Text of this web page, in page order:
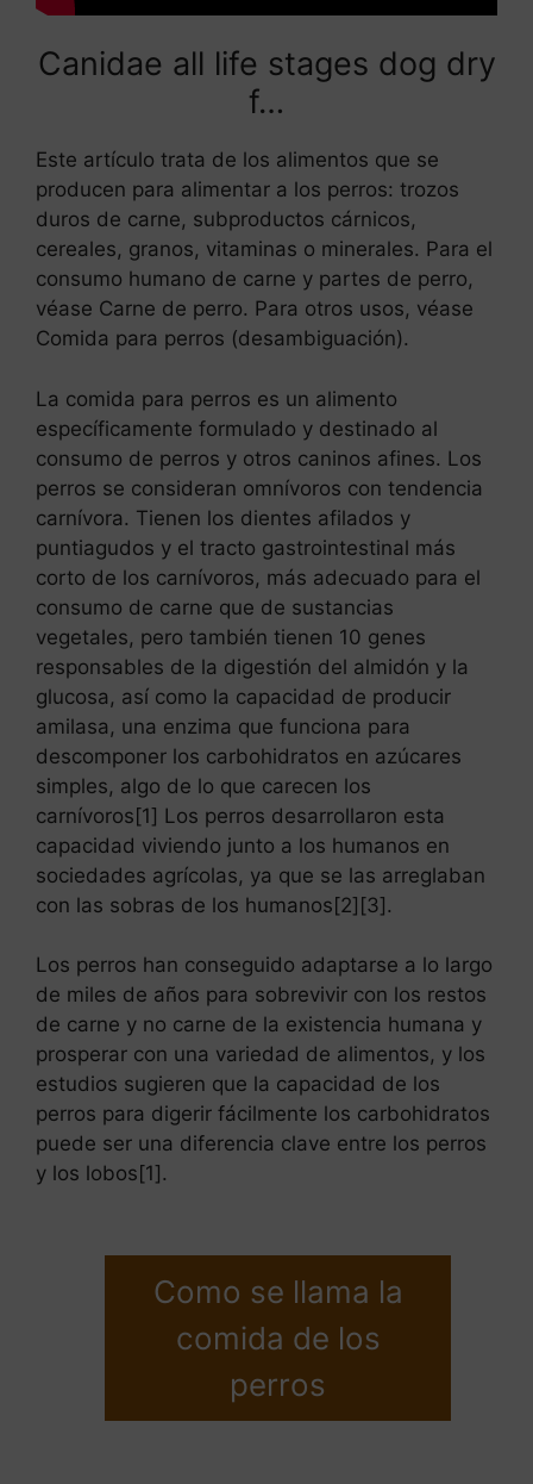
Canidae all life stages dog dry
f…
Este artículo trata de los alimentos que se
producen para alimentar a los perros: trozos
duros de carne, subproductos cárnicos,
cereales, granos, vitaminas o minerales. Para el
consumo humano de carne y partes de perro,
véase Carne de perro. Para otros usos, véase
Comida para perros (desambiguación).
La comida para perros es un alimento
específicamente formulado y destinado al
consumo de perros y otros caninos afines. Los
perros se consideran omnívoros con tendencia
carnívora. Tienen los dientes afilados y
puntiagudos y el tracto gastrointestinal más
corto de los carnívoros, más adecuado para el
consumo de carne que de sustancias
vegetales, pero también tienen 10 genes
responsables de la digestión del almidón y la
glucosa, así como la capacidad de producir
amilasa, una enzima que funciona para
descomponer los carbohidratos en azúcares
simples, algo de lo que carecen los
carnívoros[1] Los perros desarrollaron esta
capacidad viviendo junto a los humanos en
sociedades agrícolas, ya que se las arreglaban
con las sobras de los humanos[2][3].
Los perros han conseguido adaptarse a lo largo
de miles de años para sobrevivir con los restos
de carne y no carne de la existencia humana y
prosperar con una variedad de alimentos, y los
estudios sugieren que la capacidad de los
perros para digerir fácilmente los carbohidratos
puede ser una diferencia clave entre los perros
y los lobos[1].
Como se llama la
comida de los
perros